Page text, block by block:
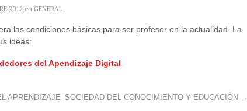
2012 en GENERAL
las condiciones básicas para ser profesor en la actualidad. La
ideas:
del Apendizaje Digital
APRENDIZAJE SOCIEDAD DEL CONOCIMIENTO Y EDUCACIÓN →